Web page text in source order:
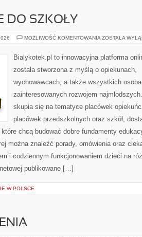
DO SZKOŁY
MOŻLIWOŚĆ KOMENTOWANIA ZOSTAŁA
Bialykotek.pl to innowacyjna platforma
została stworzona z myślą o opiekunach,
wychowawcach, a także wszystkich
zainteresowanych rozwojem
skupia się na tematyce placówek
placówek przedszkolnych oraz szkół,
chcą budować dobre fundamenty
można znaleźć porady, omówienia oraz
i codziennym funkcjonowaniem dzieci na
publikowane […]
W POLSCE